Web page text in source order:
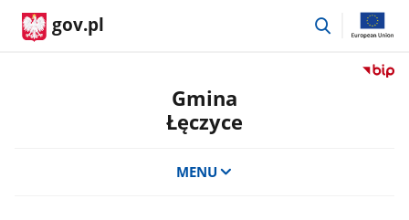
gov.pl
przejdź
Przejdź
Gmina
Łęczyce
MENU